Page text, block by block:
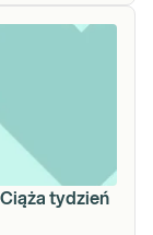
tydzień